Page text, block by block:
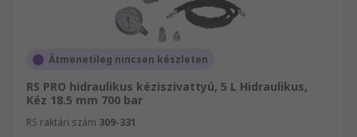
Átmenetileg nincsen készleten
RS PRO hidraulikus kéziszivattyú, 5 L Hidraulikus,
Kéz 18.5 mm 700 bar
RS raktári szám 309-331